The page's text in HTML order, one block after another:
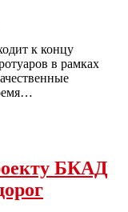
к концу
в рамках
БКАД